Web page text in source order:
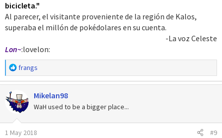
bicicleta."
Al parecer, el visitante proveniente de la región de Kalos,
superaba el millón de pokédolares en su cuenta.
-La voz Celeste​
Lon~:lovelon:
R
e
a
c
c
i
o
n
frangs
Mikelan98
WaH used to be a bigger place...
1 May 2018 #9